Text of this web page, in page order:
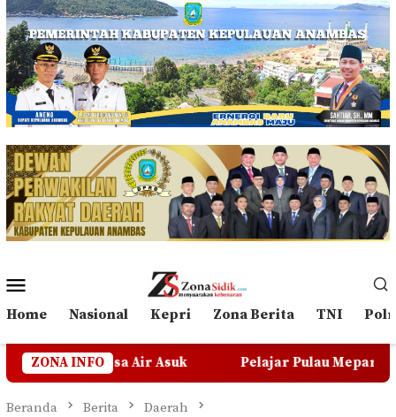
Loncat
ke
konten
Mobile
Home Nasional Kepri Zona Berita TNI
ZONA INFO
Air Asuk Pelajar Pulau Mepar Butuh
Beranda Berita Daerah